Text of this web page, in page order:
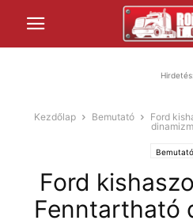
Hirdetés:
Kezdőlap Bemutató
Ford
Bemutató
Ford
Fenntartható